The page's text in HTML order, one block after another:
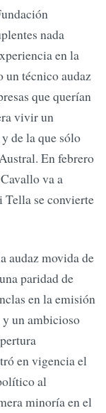
nada
en la
técnico audaz
que querían
vivir un
de la que sólo
En febrero
va a
se convierte
audaz movida de
paridad de
en la emisión
un ambicioso
en vigencia el
al
minoría en el